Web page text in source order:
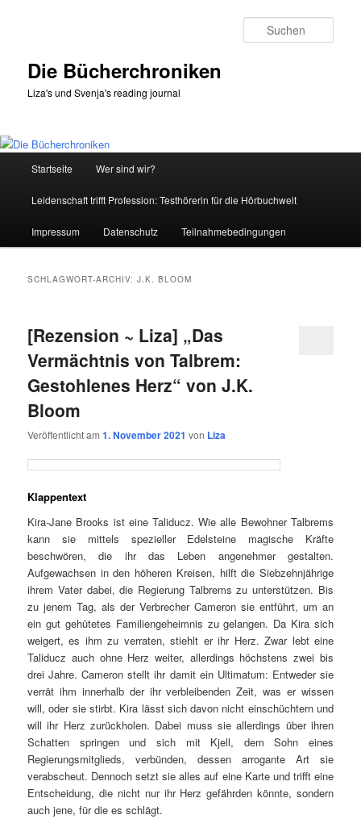
Die Bücherchroniken
Liza's und Svenja's reading journal
Startseite Wer sind wir?
Leidenschaft trifft Profession: Testhörerin für die Hörbuchwelt
Impressum Datenschutz Teilnahmebedingungen
SCHLAGWORT-ARCHIV:J.K. BLOOM
[Rezension ~ Liza] „Das
Vermächtnis von Talbrem:
Gestohlenes Herz“ von J.K.
Bloom
Veröffentlicht am1. November 2021 von Liza
Klappentext
Kira-Jane Brooks ist eine Taliducz. Wie alle Bewohner Talbrems
kann sie mittels spezieller Edelsteine magische Kräfte
beschwören, die ihr das Leben angenehmer gestalten.
Aufgewachsen in den höheren Kreisen, hilft die Siebzehnjährige
ihrem Vater dabei, die Regierung Talbrems zu unterstützen. Bis
zu jenem Tag, als der Verbrecher Cameron sie entführt, um an
ein gut gehütetes Familiengeheimnis zu gelangen. Da Kira sich
weigert, es ihm zu verraten, stiehlt er ihr Herz. Zwar lebt eine
Taliducz auch ohne Herz weiter, allerdings höchstens zwei bis
drei Jahre. Cameron stellt ihr damit ein Ultimatum: Entweder sie
verrät ihm innerhalb der ihr verbleibenden Zeit, was er wissen
will, oder sie stirbt. Kira lässt sich davon nicht einschüchtern und
will ihr Herz zurückholen. Dabei muss sie allerdings über ihren
Schatten springen und sich mit Kjell, dem Sohn eines
Regierungsmitglieds, verbünden, dessen arrogante Art sie
verabscheut. Dennoch setzt sie alles auf eine Karte und trifft eine
Entscheidung, die nicht nur ihr Herz gefährden könnte, sondern
auch jene, für die es schlägt.